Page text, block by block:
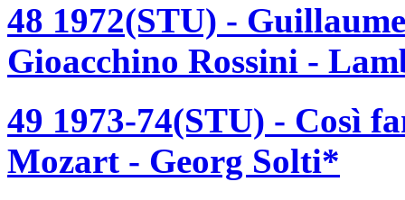
48 1972(STU) -
Gioacchino Rossini -
49 1973-74(STU) - Così
Mozart - Georg Solti*